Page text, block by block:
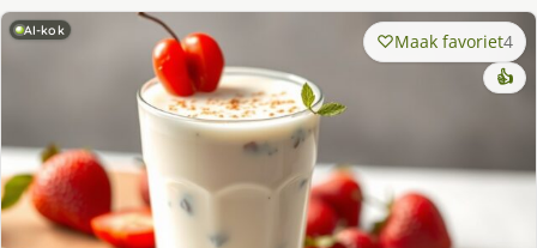
AI-kok Maak favoriet4
👍